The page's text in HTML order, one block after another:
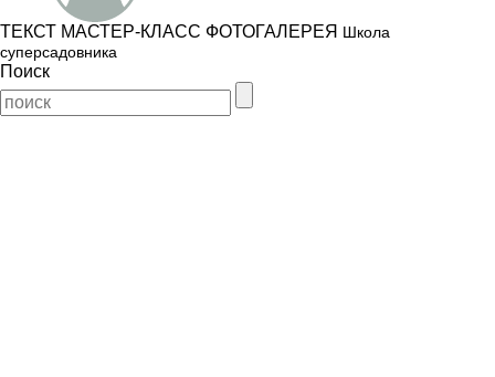
ТЕКСТ МАСТЕР-КЛАСС ФОТОГАЛЕРЕЯ Школа
суперсадовника
Поиск